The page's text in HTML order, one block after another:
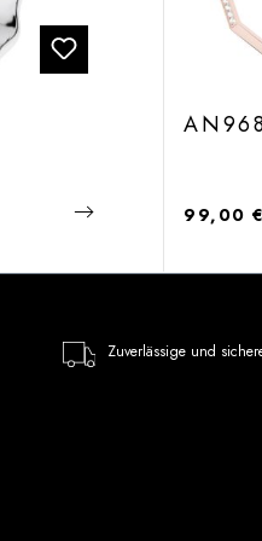
AN968
99,00 €
Zuverlässige und